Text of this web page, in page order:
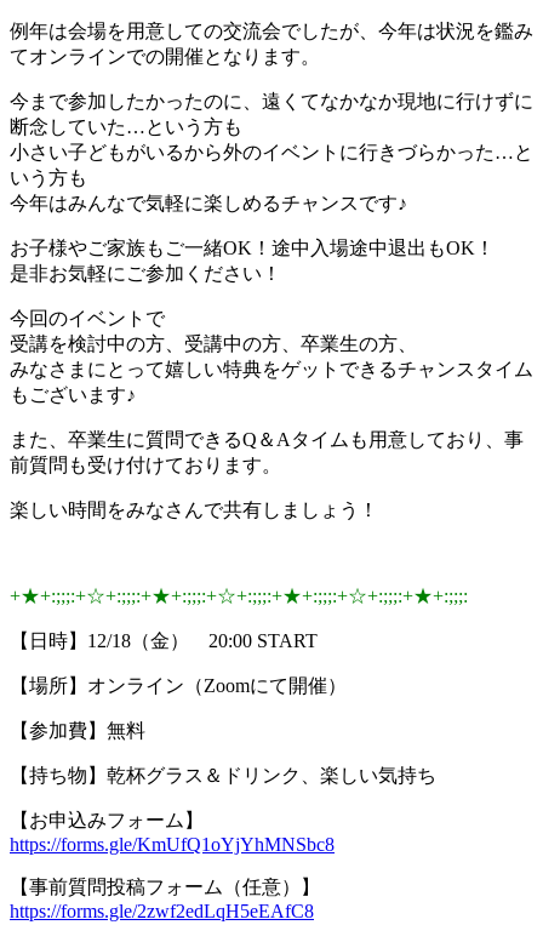
例年は会場を用意しての交流会でしたが、今年は状況を鑑み
てオンラインでの開催となります。
今まで参加したかったのに、遠くてなかなか現地に行けずに
断念していた…という方も
小さい子どもがいるから外のイベントに行きづらかった…と
いう方も
今年はみんなで気軽に楽しめるチャンスです♪
お子様やご家族もご一緒OK！途中入場途中退出もOK！
是非お気軽にご参加ください！
今回のイベントで
受講を検討中の方、受講中の方、卒業生の方、
みなさまにとって嬉しい特典をゲットできるチャンスタイム
もございます♪
また、卒業生に質問できるQ＆Aタイムも用意しており、事
前質問も受け付けております。
楽しい時間をみなさんで共有しましょう！
+★+:;;;:+☆+:;;;:+★+:;;;:+☆+:;;;:+★+:;;;:+☆+:;;;:+★+:;;;:
【日時】12/18（金） 20:00 START
【場所】オンライン（Zoomにて開催）
【参加費】無料
【持ち物】乾杯グラス＆ドリンク、楽しい気持ち
【お申込みフォーム】
https://forms.gle/KmUfQ1oYjYhMNSbc8
【事前質問投稿フォーム（任意）】
https://forms.gle/2zwf2edLqH5eEAfC8